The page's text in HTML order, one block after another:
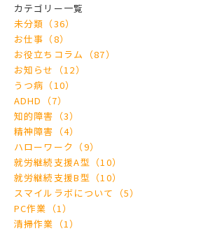
カテゴリー一覧
未分類（36）
お仕事（8）
お役立ちコラム（87）
お知らせ（12）
うつ病（10）
ADHD（7）
知的障害（3）
精神障害（4）
ハローワーク（9）
就労継続支援A型（10）
就労継続支援B型（10）
スマイルラボについて（5）
PC作業（1）
清掃作業（1）